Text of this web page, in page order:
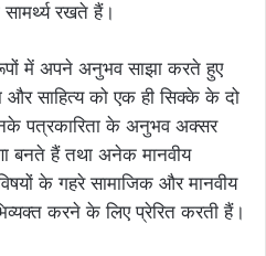
रखते हैं।
में अपने अनुभव साझा करते हुए
और साहित्य को एक ही सिक्के के दो
पत्रकारिता के अनुभव अक्सर
बनते हैं तथा अनेक मानवीय
के गहरे सामाजिक और मानवीय
करने के लिए प्रेरित करती हैं।